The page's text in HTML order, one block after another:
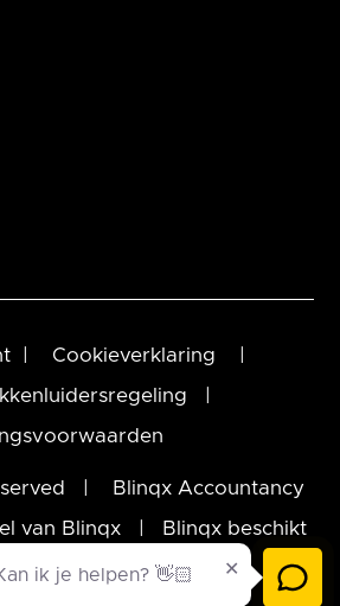
Cookieverklaring
| Blinqx Accountancy
van Blinqx | Blinqx beschikt
ik je helpen? 👋🏻